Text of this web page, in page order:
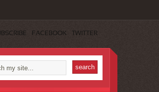
FACEBOOK TWITTER